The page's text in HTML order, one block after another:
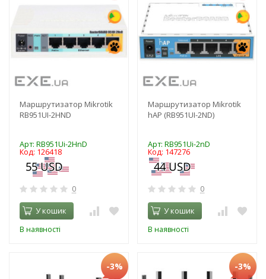
Маршрутизатор Mikrotik
RB951UI-2HND
Арт: RB951Ui-2HnD
Код: 126418
0
У кошик
В наявності
Маршрутизатор Mikrotik
hAP (RB951UI-2ND)
Арт: RB951Ui-2nD
Код: 147276
0
У кошик
В наявності
-3% -3%